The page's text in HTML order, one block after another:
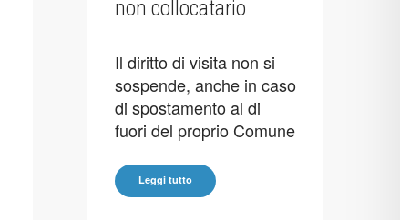
non collocatario
Il diritto di visita non si
sospende, anche in caso
di spostamento al di
fuori del proprio Comune
Leggi tutto